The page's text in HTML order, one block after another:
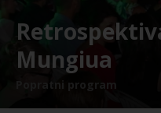
Mungiua
Popratni program